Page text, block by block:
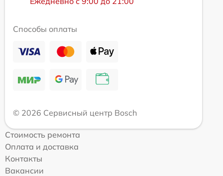
Способы оплаты
© 2026 Сервисный центр Bosch
Стоимость ремонта
Оплата и доставка
Контакты
Вакансии